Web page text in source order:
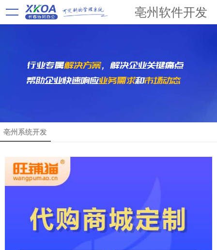
亳州软件开发
亳州系统开发